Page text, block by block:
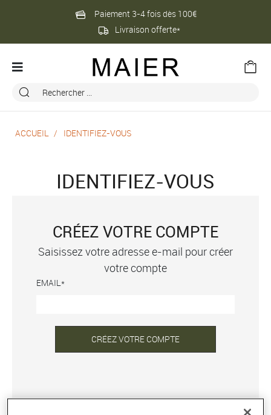
Paiement 3-4 fois dès 100€
Livraison offerte*
ACCUEIL IDENTIFIEZ-VOUS
IDENTIFIEZ-VOUS
CRÉEZ VOTRE COMPTE
Saisissez votre adresse e-mail pour créer
votre compte
EMAIL
CRÉEZ VOTRE COMPTE